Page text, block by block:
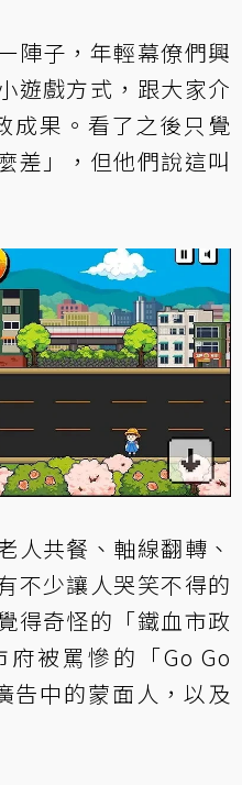
陣子，年輕幕僚們興
遊戲方式，跟大家介
成果。看了之後只覺
差」，但他們說這叫
人共餐、軸線翻轉、
不少讓人哭笑不得的
得奇怪的「鐵血市政
被罵慘的「Go Go
告中的蒙面人，以及